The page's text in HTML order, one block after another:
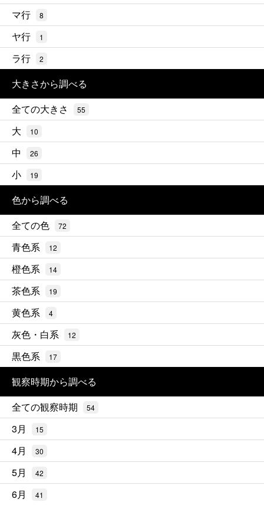
マ行 8
ヤ行 1
ラ行 2
大きさから調べる
全ての大きさ
55
大 10
中 26
小 19
色から調べる
全ての色
72
青色系 12
橙色系 14
茶色系 19
黄色系 4
灰色・白系 12
黒色系 17
観察時期から調べる
全ての観察時期
54
3月 15
4月 30
5月 42
6月 41